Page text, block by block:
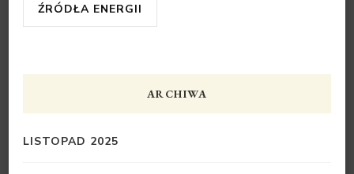
ŹRÓDŁA ENERGII
ARCHIWA
LISTOPAD 2025